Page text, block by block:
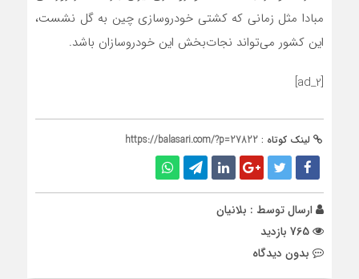
مبادا مثل زمانی که کشتی خودروسازی چین به گل نشست،
این کشور می‌تواند نجات‌بخش این خودروسازان باشد.
[ad_2]
لینک کوتاه : https://balasari.com/?p=27822
ارسال توسط : بلانیان
بدون دیدگاه